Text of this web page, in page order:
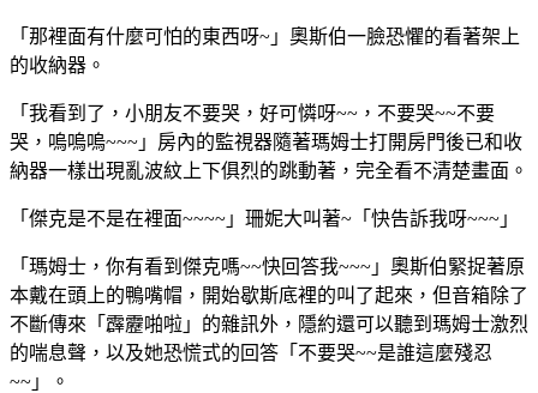
「那裡面有什麼可怕的東西呀~」奧斯伯一臉恐懼的看著架上
的收納器。
「我看到了，小朋友不要哭，好可憐呀~~，不要哭~~不要
哭，嗚嗚嗚~~~」房內的監視器隨著瑪姆士打開房門後已和收
納器一樣出現亂波紋上下俱烈的跳動著，完全看不清楚畫面。
「傑克是不是在裡面~~~~」珊妮大叫著~「快告訴我呀~~~」
「瑪姆士，你有看到傑克嗎~~快回答我~~~」奧斯伯緊捉著原
本戴在頭上的鴨嘴帽，開始歇斯底裡的叫了起來，但音箱除了
不斷傳來「霹靂啪啦」的雜訊外，隱約還可以聽到瑪姆士激烈
的喘息聲，以及她恐慌式的回答「不要哭~~是誰這麼殘忍
~~」。